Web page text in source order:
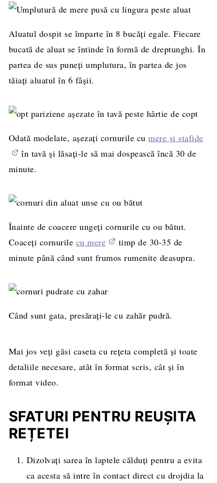
Aluatul dospit se împarte în 8 bucăți egale. Fiecare
bucată de aluat se întinde în formă de dreptunghi. În
partea de sus puneți umplutura, în partea de jos
tăiați aluatul în 6 fâșii.
Odată modelate, așezați cornurile cumere și stafide
în tavă și lăsați-le să mai dospească încă 30 de
minute.
Înainte de coacere ungeți cornurile cu ou bătut.
Coaceți cornurile cu mere
timp de 30-35 de
minute până când sunt frumos rumenite deasupra.
Când sunt gata, presărați-le cu zahăr pudră.
Mai jos veți găsi caseta cu rețeta completă și toate
detaliile necesare, atât în format scris, cât și în
format video.
SFATURI PENTRU REUȘITA
REȚETEI
Dizolvați sarea în laptele călduți pentru a evita
ca acesta să intre în contact direct cu drojdia la